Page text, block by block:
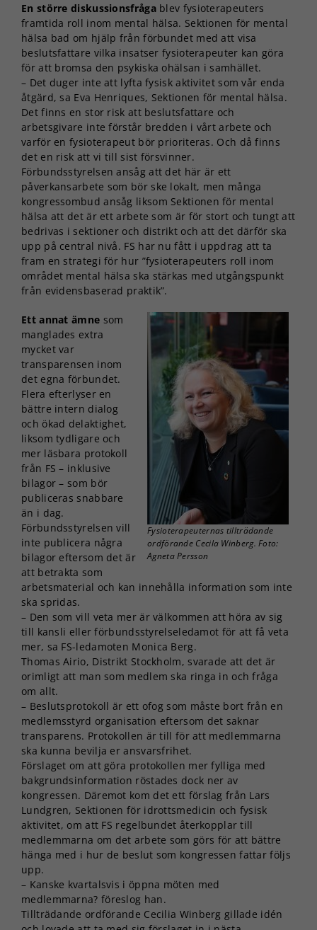
En större diskussionsfrågablev fysioterapeuters
framtida roll inom mental hälsa. Sektionen för mental
hälsa bad om hjälp från förbundet med att visa
beslutsfattare vilka insatser fysioterapeuter kan göra
för att bromsa den psykiska ohälsan i samhället.
– Det duger inte att lyfta fysisk aktivitet som vår enda
åtgärd, sa Eva Henriques, Sektionen för mental hälsa.
Det finns en stor risk att beslutsfattare och
arbetsgivare inte förstår bredden i vårt arbete och
varför en fysioterapeut bör prioriteras. Och då finns
det en risk att vi till sist försvinner.
Förbundsstyrelsen ansåg att det här är ett
påverkansarbete som bör ske lokalt, men många
kongressombud ansåg liksom Sektionen för mental
hälsa att det är ett arbete som är för stort och tungt att
bedrivas i sektioner och distrikt och att det därför ska
upp på central nivå. FS har nu fått i uppdrag att ta
fram en strategi för hur ”fysioterapeuters roll inom
området mental hälsa ska stärkas med utgångspunkt
från evidensbaserad praktik”.
Fysioterapeuternas tillträdande
ordförande Cecila Winberg. Foto:
Agneta Persson
Ett annat ämne som
manglades extra
mycket var
transparensen inom
det egna förbundet.
Flera efterlyser en
bättre intern dialog
och ökad delaktighet,
liksom tydligare och
mer läsbara protokoll
från FS – inklusive
bilagor – som bör
publiceras snabbare
än i dag.
Förbundsstyrelsen vill
inte publicera några
bilagor eftersom det är
att betrakta som
arbetsmaterial och kan innehålla information som inte
ska spridas.
– Den som vill veta mer är välkommen att höra av sig
till kansli eller förbundsstyrelseledamot för att få veta
mer, sa FS-ledamoten Monica Berg.
Thomas Airio, Distrikt Stockholm, svarade att det är
orimligt att man som medlem ska ringa in och fråga
om allt.
– Beslutsprotokoll är ett ofog som måste bort från en
medlemsstyrd organisation eftersom det saknar
transparens. Protokollen är till för att medlemmarna
ska kunna bevilja er ansvarsfrihet.
Förslaget om att göra protokollen mer fylliga med
bakgrundsinformation röstades dock ner av
kongressen. Däremot kom det ett förslag från Lars
Lundgren, Sektionen för idrottsmedicin och fysisk
aktivitet, om att FS regelbundet återkopplar till
medlemmarna om det arbete som görs för att bättre
hänga med i hur de beslut som kongressen fattar följs
upp.
– Kanske kvartalsvis i öppna möten med
medlemmarna? föreslog han.
Tillträdande ordförande Cecilia Winberg gillade idén